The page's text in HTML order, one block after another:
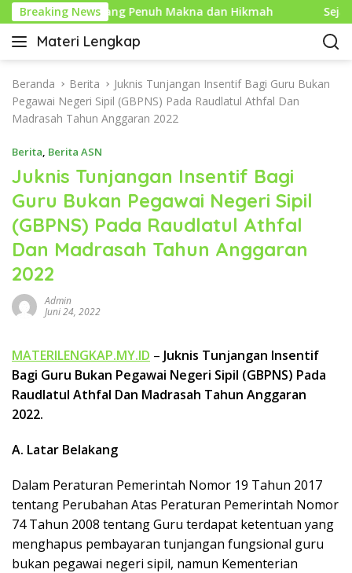
a
Breaking News
Islam yang Penuh Makna dan Hikmah Sejarah
Materi Lengkap
I
f
o
P
n
d
i
d
i
a
n
e
k
a
p
Beranda Berita
Juknis Tunjangan Insentif Bagi Guru Bukan
Pegawai Negeri Sipil (GBPNS) Pada Raudlatul Athfal Dan
Madrasah Tahun Anggaran 2022
Berita, Berita ASN
Juknis Tunjangan Insentif Bagi
Guru Bukan Pegawai Negeri Sipil
(GBPNS) Pada Raudlatul Athfal
Dan Madrasah Tahun Anggaran
2022
Admin
Juni 24, 2022
MATERILENGKAP.MY.ID – Juknis Tunjangan Insentif
Bagi Guru Bukan Pegawai Negeri Sipil (GBPNS) Pada
Raudlatul Athfal Dan Madrasah Tahun Anggaran
2022.
A. Latar Belakang
Dalam Peraturan Pemerintah Nomor 19 Tahun 2017
tentang Perubahan Atas Peraturan Pemerintah Nomor
74 Tahun 2008 tentang Guru terdapat ketentuan yang
menghapus pembayaran tunjangan fungsional guru
bukan pegawai negeri sipil, namun Kementerian